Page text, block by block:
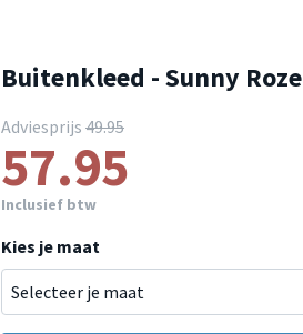
Buitenkleed - Sunny Roze
Adviesprijs 49.95
57.95
Inclusief btw
Kies je maat